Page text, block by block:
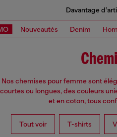
Davantage
Nouveautés Denim
Nos chemises pour femme sont
courtes ou longues, des couleurs
et en coton, tous
Tout voir T-shirts